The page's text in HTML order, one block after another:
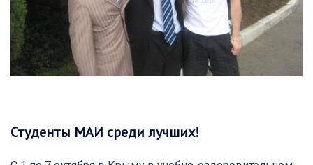
Студенты МАИ среди лучших!